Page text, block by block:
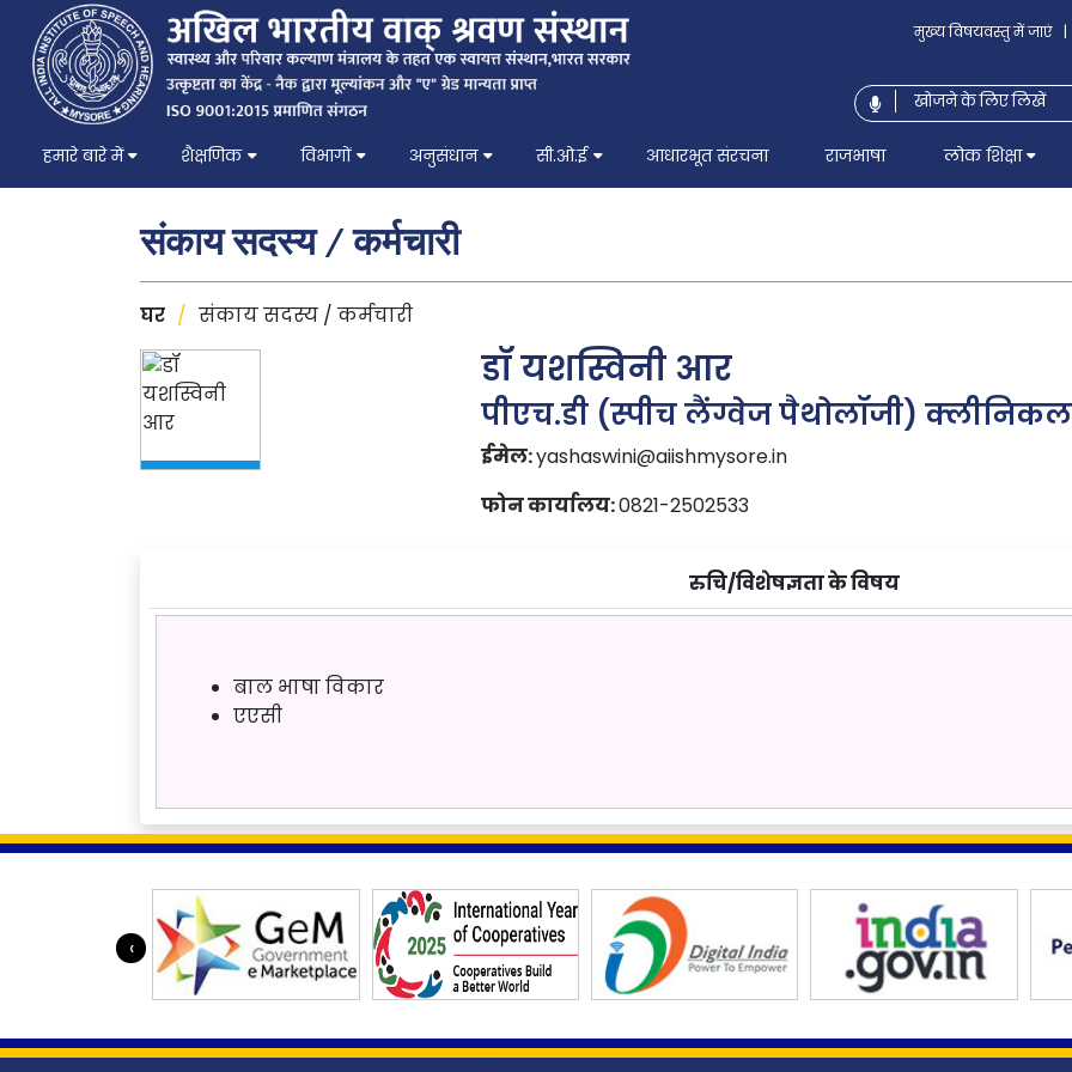
मुख्य विषयवस्तु में जाएं |
हमारे बारे में शैक्षणिक विभागों अनुसंधान सी.ओ.ई आधारभूत संरचना राजभाषा लोक शिक्षा
संकाय सदस्य / कर्मचारी
घर / संकाय सदस्य / कर्मचारी
डॉ यशस्विनी आर
पीएच.डी (स्पीच लैंग्वेज पैथोलॉजी) क्लीनिकल
ईमेल:yashaswini@aiishmysore.in
फोन कार्यालय:0821-2502533
रुचि/विशेषज्ञता के विषय
बाल भाषा विकार
एएसी
‹